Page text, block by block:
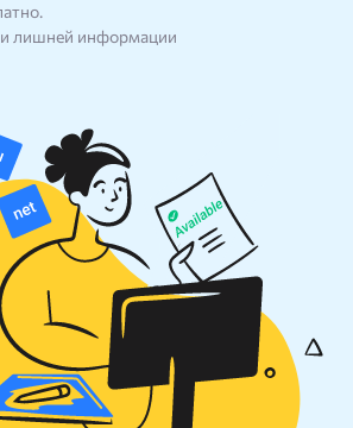
Попробовать бесплатно
и лишней информации